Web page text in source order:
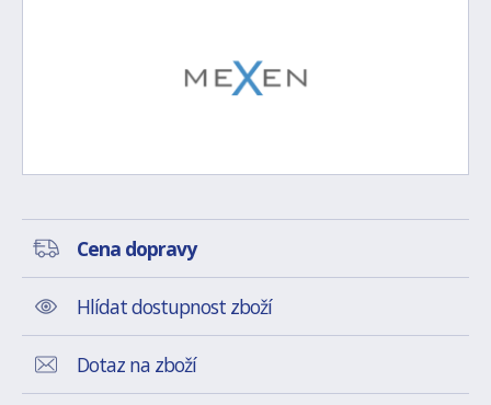
Cena dopravy
Hlídat dostupnost zboží
Dotaz na zboží